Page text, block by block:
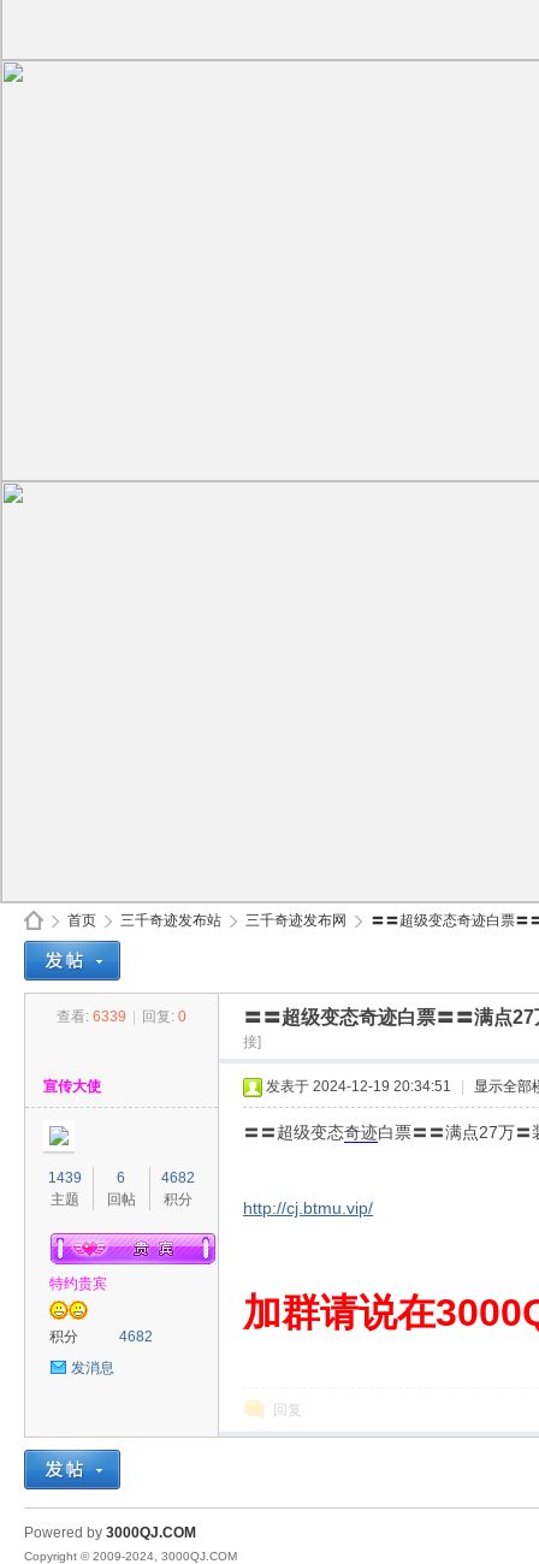
QJ
首页
›
三千奇迹发布站 三千奇迹发布网
›
〓〓超级变态奇迹白票〓
查看: 6339 回复: 0 〓〓超级变态奇迹白票〓〓满点
接]
宣传大使
1439
主题
6
回帖
4682
积分
特约贵宾
积分
4682
发消息
发表于 2024-12-19 20:34:51 显示全部
〓〓超级变态奇迹白票〓〓满点27万〓
http://cj.btmu.vip/
加群请说在
回复
Powered by 3000QJ.COM
Copyright © 2009-2024, 3000QJ.COM